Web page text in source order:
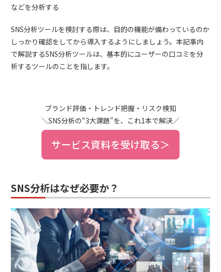
などを分析する
SNS分析ツールを検討する際は、目的の機能が備わっているのか
しっかり確認をしてから導入するようにしましょう。本記事内
で解説するSNS分析ツールは、基本的にユーザーの口コミを分
析するツールのことを指します。
ブランド評価・トレンド把握・リスク検知
＼SNS分析の“3大課題”を、これ1本で解決／
サービス資料を受け取る＞
SNS分析はなぜ必要か？